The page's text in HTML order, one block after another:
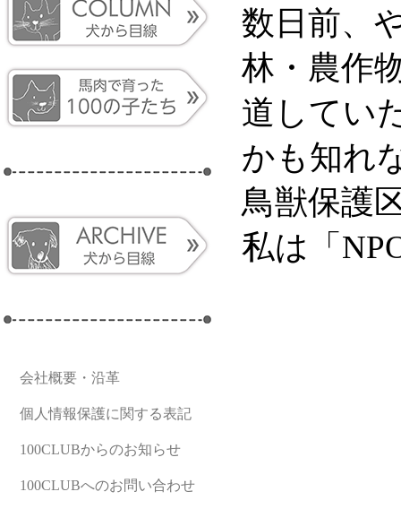
数日前、
林・農作
道してい
かも知れ
鳥獣保護
私は「
会社概要・沿革
個人情報保護に関する表記
100CLUBからのお知らせ
100CLUBへのお問い合わせ